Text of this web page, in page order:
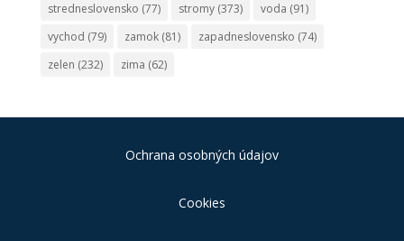
stredneslovensko (77) stromy(373) voda (91)
vychod (79) zamok(81) zapadneslovensko (74)
zelen (232) zima (62)
Ochrana osobných údajov
Cookies